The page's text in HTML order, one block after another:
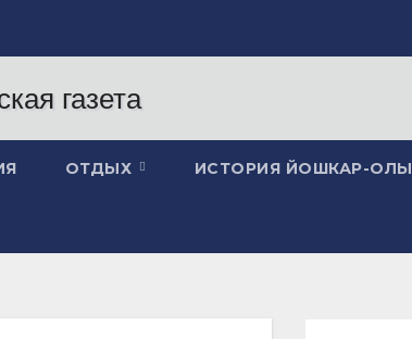
ОТДЫХ ИСТОРИЯ ЙОШКАР-ОЛЫ